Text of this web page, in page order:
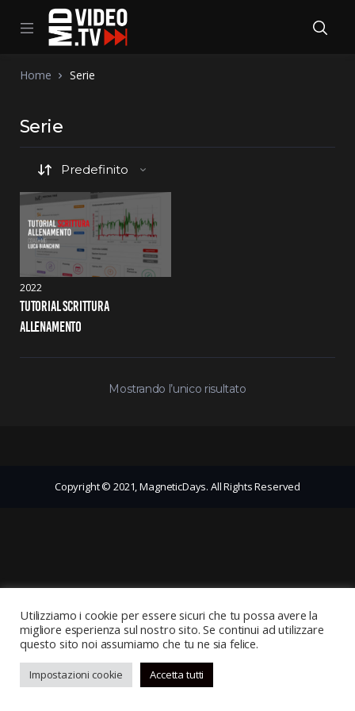
Home Serie
Serie
2022
TUTORIAL SCRITTURA
ALLENAMENTO
Mostrando l’unico risultato
Copyright © 2021, MagneticDays. All Rights Reserved
Utilizziamo i cookie per essere sicuri che tu possa avere la
migliore esperienza sul nostro sito. Se continui ad utilizzare
questo sito noi assumiamo che tu ne sia felice.
Impostazioni cookie Accetta tutti